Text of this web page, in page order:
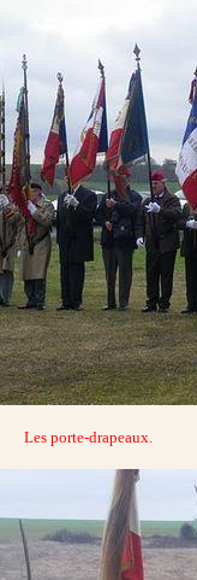
Les porte-drapeaux.